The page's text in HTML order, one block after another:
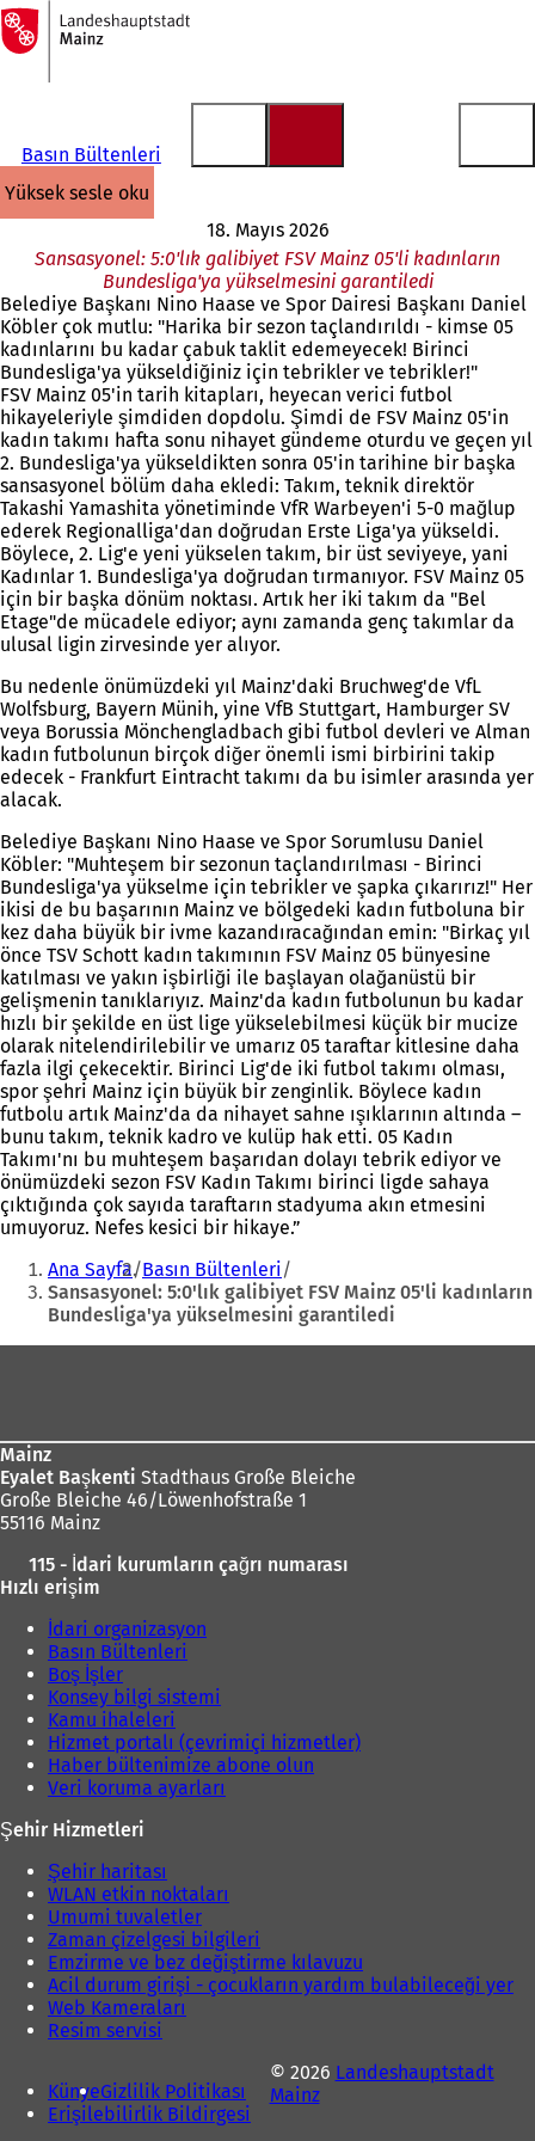
İçeriğe atla
Ana
sayfaya
Basın Bültenleri
yüksek sesle oku
18. Mayıs 2026
Sansasyonel: 5:0'lık galibiyet FSV Mainz 05'li kadınların
Bundesliga'ya yükselmesini garantiledi
Belediye Başkanı Nino Haase ve Spor Dairesi Başkanı Daniel
Köbler çok mutlu: "Harika bir sezon taçlandırıldı - kimse 05
kadınlarını bu kadar çabuk taklit edemeyecek! Birinci
Bundesliga'ya yükseldiğiniz için tebrikler ve tebrikler!"
FSV Mainz 05'in tarih kitapları, heyecan verici futbol
hikayeleriyle şimdiden dopdolu. Şimdi de FSV Mainz 05'in
kadın takımı hafta sonu nihayet gündeme oturdu ve geçen yıl
2. Bundesliga'ya yükseldikten sonra 05'in tarihine bir başka
sansasyonel bölüm daha ekledi: Takım, teknik direktör
Takashi Yamashita yönetiminde VfR Warbeyen'i 5-0 mağlup
ederek Regionalliga'dan doğrudan Erste Liga'ya yükseldi.
Böylece, 2. Lig'e yeni yükselen takım, bir üst seviyeye, yani
Kadınlar 1. Bundesliga'ya doğrudan tırmanıyor. FSV Mainz 05
için bir başka dönüm noktası. Artık her iki takım da "Bel
Etage"de mücadele ediyor; aynı zamanda genç takımlar da
ulusal ligin zirvesinde yer alıyor.
Bu nedenle önümüzdeki yıl Mainz'daki Bruchweg'de VfL
Wolfsburg, Bayern Münih, yine VfB Stuttgart, Hamburger SV
veya Borussia Mönchengladbach gibi futbol devleri ve Alman
kadın futbolunun birçok diğer önemli ismi birbirini takip
edecek - Frankfurt Eintracht takımı da bu isimler arasında yer
alacak.
Belediye Başkanı Nino Haase ve Spor Sorumlusu Daniel
Köbler: "Muhteşem bir sezonun taçlandırılması - Birinci
Bundesliga'ya yükselme için tebrikler ve şapka çıkarırız!" Her
ikisi de bu başarının Mainz ve bölgedeki kadın futboluna bir
kez daha büyük bir ivme kazandıracağından emin: "Birkaç yıl
önce TSV Schott kadın takımının FSV Mainz 05 bünyesine
katılması ve yakın işbirliği ile başlayan olağanüstü bir
gelişmenin tanıklarıyız. Mainz'da kadın futbolunun bu kadar
hızlı bir şekilde en üst lige yükselebilmesi küçük bir mucize
olarak nitelendirilebilir ve umarız 05 taraftar kitlesine daha
fazla ilgi çekecektir. Birinci Lig'de iki futbol takımı olması,
spor şehri Mainz için büyük bir zenginlik. Böylece kadın
futbolu artık Mainz'da da nihayet sahne ışıklarının altında –
bunu takım, teknik kadro ve kulüp hak etti. 05 Kadın
Takımı'nı bu muhteşem başarıdan dolayı tebrik ediyor ve
önümüzdeki sezon FSV Kadın Takımı birinci ligde sahaya
çıktığında çok sayıda taraftarın stadyuma akın etmesini
umuyoruz. Nefes kesici bir hikaye.”
Buradasınız:
Ana Sayfa Basın Bültenleri
Sansasyonel: 5:0'lık galibiyet FSV Mainz 05'li kadınların
Bundesliga'ya yükselmesini garantiledi
Mainz
Eyalet Başkenti Stadthaus Große Bleiche
Große Bleiche 46/Löwenhofstraße 1
55116 Mainz
115 - İdari kurumların çağrı numarası
Hızlı erişim
İdari organizasyon
Basın Bültenleri
Boş İşler
Konsey bilgi sistemi
Kamu ihaleleri
Hizmet portalı (çevrimiçi hizmetler)
Haber bültenimize abone olun
Veri koruma ayarları
Şehir Hizmetleri
Şehir haritası
WLAN etkin noktaları
Umumi tuvaletler
Zaman çizelgesi bilgileri
Emzirme ve bez değiştirme kılavuzu
Acil durum girişi - çocukların yardım bulabileceği yer
Web Kameraları
Resim servisi
KünyeGizlilik Politikası
Erişilebilirlik Bildirgesi
© 2026 Landeshauptstadt
Mainz